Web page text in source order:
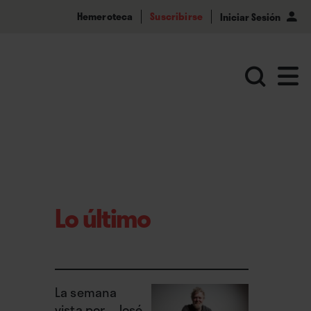
Hemeroteca Suscribirse Iniciar Sesión
Lo último
La semana